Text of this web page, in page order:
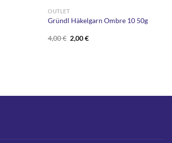
OUTLET
Gründl Häkelgarn Ombre 10 50g
4,00€ Alkuperäinen
hinta
2,00€Nykyinen